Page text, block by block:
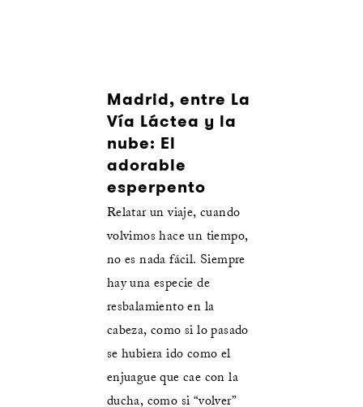
Madrid, entre La
Vía Láctea y la
nube: El
adorable
esperpento
Relatar un viaje, cuando
volvimos hace un tiempo,
no es nada fácil. Siempre
hay una especie de
resbalamiento en la
cabeza, como si lo pasado
se hubiera ido como el
enjuague que cae con la
ducha, como si “volver”